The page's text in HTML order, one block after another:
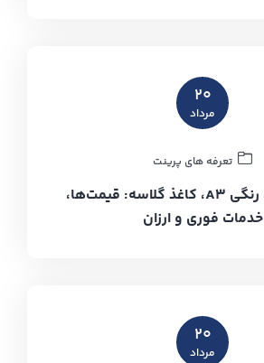
۲۰
مرداد
تعرفه های پرینت
تعرفه پرینت رنگی A3، کاغذ گلاسه: قیمت‌ها،
خدمات فوری و ارزان
۲۰
مرداد